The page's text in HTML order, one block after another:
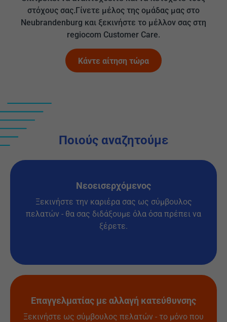
στόχους σας.Γίνετε μέλος της ομάδας μας στο
Neubrandenburg και ξεκινήστε το μέλλον σας στη
regiocom Customer Care.
Κάντε αίτηση τώρα
Ποιούς αναζητούμε
Νεοεισερχόμενος
Ξεκινήστε την καριέρα σας ως σύμβουλος
πελατών - θα σας διδάξουμε όλα όσα πρέπει να
ξέρετε.
Επαγγελματίας με αλλαγή κατεύθυνσης
Ξεκινήστε ως σύμβουλος πελατών - το μόνο που